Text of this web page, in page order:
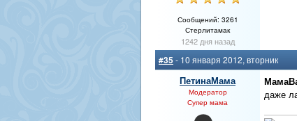
Сообщений: 3261
Стерлитамак
1242 дня назад
#35 - 10 января 2012, вторник
ПетинаМама
Модератор
Супер мама
даже